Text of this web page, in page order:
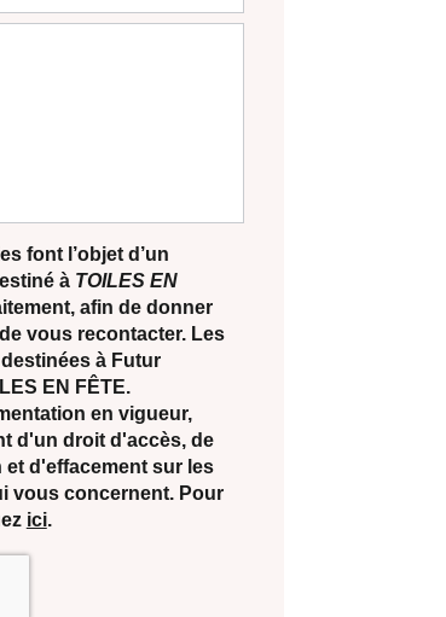
font l’objet d’un
àTOILES EN
afin de donner
vous recontacter. Les
à Futur
EN FÊTE.
en vigueur,
d'un droit d'accès, de
d'effacement sur les
vous concernent. Pour
ici.